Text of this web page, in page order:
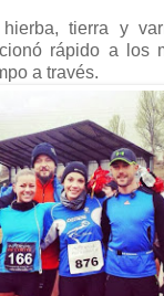
tierra y
rápido a los
a través.